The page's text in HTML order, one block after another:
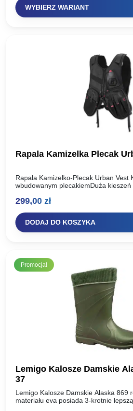
WYBIERZ WARIANT
Rapala Kamizelka Plecak
Rapala Kamizelko-Plecak Urban Vest
wbudowanym plecakiemDuża
kieszeni i punktów
299,00 zł
DODAJ DO KOSZYKA
Promocja!
Lemigo Kalosze Damskie
37
Lemigo Kalosze Damskie Alaska 869
materiału eva posiada 3-krotnie